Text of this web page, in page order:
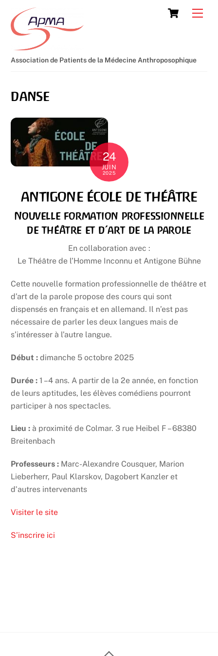
content
Cart
Association de Patients de la Médecine Anthroposophique
danse
24
JUIN
2025
ANTIGONE ÉCOLE DE THÉÂTRE
Nouvelle formation professionnelle
de théâtre et d’art de la parole
En collaboration avec :
Le Théâtre de l’Homme Inconnu et Antigone Bühne
Cette nouvelle formation professionnelle de théâtre et
d’art de la parole propose des cours qui sont
dispensés en français et en allemand. Il n’est pas
nécessaire de parler les deux langues mais de
s’intéresser à l’autre langue.
Début : dimanche 5 octobre 2025
Durée : 1 –4 ans. A partir de la 2e année, en fonction
de leurs aptitudes, les élèves comédiens pourront
participer à nos spectacles.
Lieu : à proximité de Colmar. 3 rue Heibel F – 68380
Breitenbach
Professeurs : Marc-Alexandre Cousquer, Marion
Lieberherr, Paul Klarskov, Dagobert Kanzler et
dʼautres intervenants
Visiter le site
S’inscrire ici